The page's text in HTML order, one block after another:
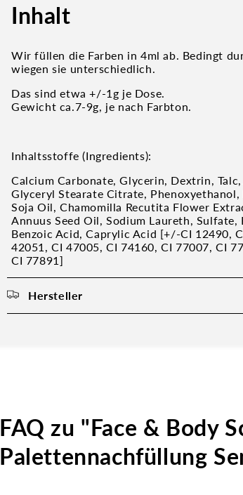
Inhalt
Wir füllen die Farben in 4ml ab. Bedingt
wiegen sie unterschiedlich.
Das sind etwa +/-1g je Dose.
Gewicht ca.7-9g, je nach Farbton.
Inhaltsstoffe (Ingredients):
Calcium Carbonate, Glycerin, Dextrin,
Glyceryl Stearate Citrate,
Soja Oil, Chamomilla Recutita Flower
Annuus Seed Oil, Sodium Laureth,
Benzoic Acid, Caprylic Acid [+/-CI 12490,
42051, CI 47005, CI 74160, CI 77007, CI
CI 77891]
Hersteller
FAQ zu "Face & Body
Palettennachfüllung